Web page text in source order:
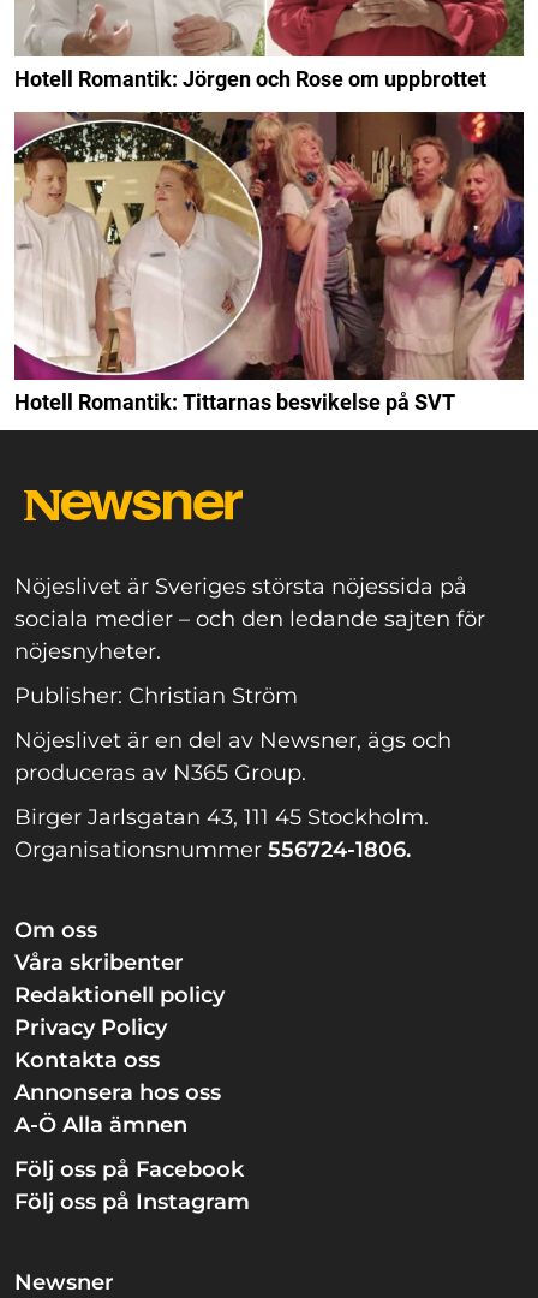
Hotell Romantik: Jörgen och Rose om uppbrottet
Hotell Romantik: Tittarnas besvikelse på SVT
Nöjeslivet är Sveriges största nöjessida på
sociala medier – och den ledande sajten för
nöjesnyheter.
Publisher: Christian Ström
Nöjeslivet är en del av Newsner, ägs och
produceras av N365 Group.
Birger Jarlsgatan 43, 111 45 Stockholm.
Organisationsnummer 556724-1806.
Om oss
Våra skribenter
Redaktionell policy
Privacy Policy
Kontakta oss
Annonsera hos oss
A-Ö Alla ämnen
Följ oss på Facebook
Följ oss på Instagram
Newsner